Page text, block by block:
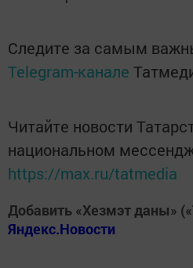
Следите за самым
Telegram-канале
Читайте новости
национальном
https://max.ru/tatmedia
Добавить «Хезмэт даны»
Яндекс.Новости